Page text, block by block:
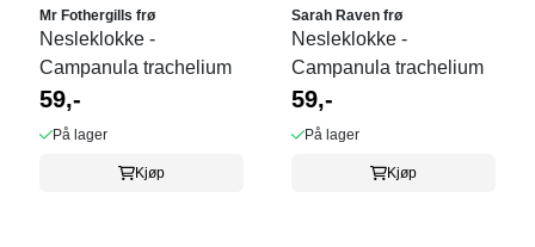
Mr Fothergills frø
Nesleklokke -
Campanula trachelium
59,-
På lager
Kjøp
Sarah Raven frø
Nesleklokke -
Campanula trachelium
59,-
På lager
Kjøp